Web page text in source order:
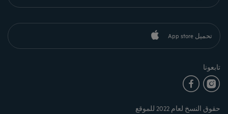
تحميل App store
تابعونا
حقوق النسخ لعام 2022 للموقع